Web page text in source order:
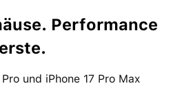
Performance
und iPhone 17 Pro Max